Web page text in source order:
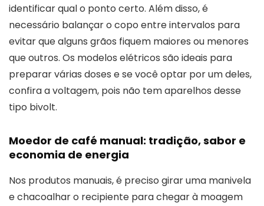
identificar qual o ponto certo. Além disso, é
necessário balançar o copo entre intervalos para
evitar que alguns grãos fiquem maiores ou menores
que outros. Os modelos elétricos são ideais para
preparar várias doses e se você optar por um deles,
confira a voltagem, pois não tem aparelhos desse
tipo bivolt.
Moedor de café manual: tradição, sabor e
economia de energia
Nos produtos manuais, é preciso girar uma manivela
e chacoalhar o recipiente para chegar à moagem